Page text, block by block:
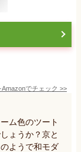
Amazonでチェック >>
ム色のツート
ょうか？京と
ようで和モダ